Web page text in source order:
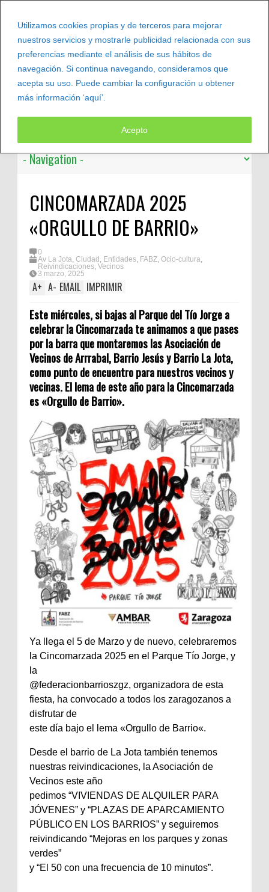
Utilizamos cookies propias y de terceros para mejorar
nuestros servicios y mostrarle publicidad relacionada con sus
preferencias mediante el análisis de sus hábitos de
navegación. Si continua navegando, consideramos que
acepta su uso. Puede cambiar la configuración u obtener
más información ‘aquí’.
Acepto
CINCOMARZADA 2025
«ORGULLO DE BARRIO»
0
Av La Jota, Ciudad , Entidades, FABZ, Ocio-cultura,
Reivindicaciones, Vecinos
3 marzo, 2025
A+ A- EMAIL IMPRIMIR
Este miércoles, si bajas al Parque del Tío Jorge a
celebrar la Cincomarzada te animamos a que pases
por la barra que montaremos las Asociación de
Vecinos de Arrrabal, Barrio Jesús y Barrio La Jota,
como punto de encuentro para nuestros vecinos y
vecinas. El lema de este año para la Cincomarzada
es «Orgullo de Barrio».
Ya llega el 5 de Marzo y de nuevo, celebraremos
la Cincomarzada 2025 en el Parque Tío Jorge, y
la
@federacionbarrioszgz, organizadora de esta
fiesta, ha convocado a todos los zaragozanos a
disfrutar de
este día bajo el lema «Orgullo de Barrio«.
Desde el barrio de La Jota también tenemos
nuestras reivindicaciones, la Asociación de
Vecinos este año
pedimos “VIVIENDAS DE ALQUILER PARA
JÓVENES” y “PLAZAS DE APARCAMIENTO
PÚBLICO EN LOS BARRIOS” y seguiremos
reivindicando “Mejoras en los parques y zonas
verdes”
y “El 50 con una frecuencia de 10 minutos”.